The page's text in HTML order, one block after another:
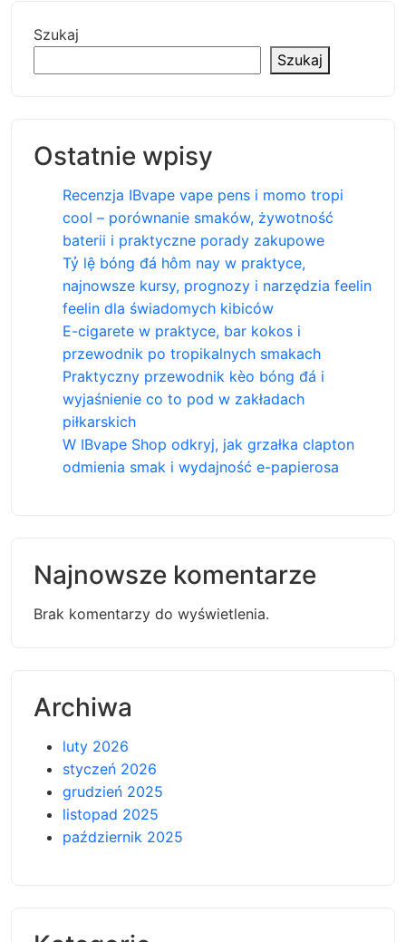
Szukaj
Szukaj
Ostatnie wpisy
Recenzja IBvape vape pens i momo tropi
cool – porównanie smaków, żywotność
baterii i praktyczne porady zakupowe
Tỷ lệ bóng đá hôm nay w praktyce,
najnowsze kursy, prognozy i narzędzia feelin
feelin dla świadomych kibiców
E-cigarete w praktyce, bar kokos i
przewodnik po tropikalnych smakach
Praktyczny przewodnik kèo bóng đá i
wyjaśnienie co to pod w zakładach
piłkarskich
W IBvape Shop odkryj, jak grzałka clapton
odmienia smak i wydajność e-papierosa
Najnowsze komentarze
Brak komentarzy do wyświetlenia.
Archiwa
luty 2026
styczeń 2026
grudzień 2025
listopad 2025
październik 2025